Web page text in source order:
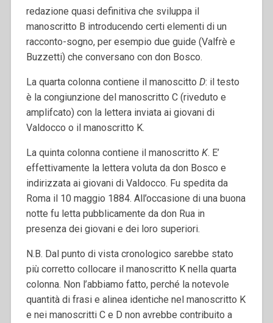
redazione quasi definitiva che sviluppa il
manoscritto B introducendo certi elementi di un
racconto-sogno, per esempio due guide (Valfrè e
Buzzetti) che conversano con don Bosco.
La quarta colonna contiene il manoscitto D: il testo
è la congiunzione del manoscritto C (riveduto e
amplifcato) con la lettera inviata ai giovani di
Valdocco o il manoscritto K.
La quinta colonna contiene il manoscritto K. E’
effettivamente la lettera voluta da don Bosco e
indirizzata ai giovani di Valdocco. Fu spedita da
Roma il 10 maggio 1884. All’occasione di una buona
notte fu letta pubblicamente da don Rua in
presenza dei giovani e dei loro superiori.
N.B. Dal punto di vista cronologico sarebbe stato
più corretto collocare il manoscritto K nella quarta
colonna. Non l’abbiamo fatto, perché la notevole
quantità di frasi e alinea identiche nel manoscritto K
e nei manoscritti C e D non avrebbe contribuito a